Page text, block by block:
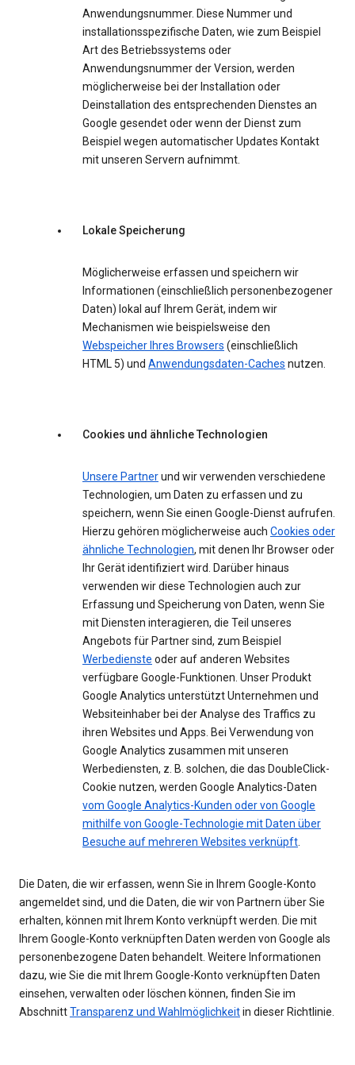
Anwendungsnummer. Diese Nummer und
installationsspezifische Daten, wie zum Beispiel
Art des Betriebssystems oder
Anwendungsnummer der Version, werden
möglicherweise bei der Installation oder
Deinstallation des entsprechenden Dienstes an
Google gesendet oder wenn der Dienst zum
Beispiel wegen automatischer Updates Kontakt
mit unseren Servern aufnimmt.
Lokale Speicherung
Möglicherweise erfassen und speichern wir
Informationen (einschließlich personenbezogener
Daten) lokal auf Ihrem Gerät, indem wir
Mechanismen wie beispielsweise den
Webspeicher Ihres Browsers (einschließlich
HTML 5) und Anwendungsdaten-Caches nutzen.
Cookies und ähnliche Technologien
Unsere Partnerund wir verwenden verschiedene
Technologien, um Daten zu erfassen und zu
speichern, wenn Sie einen Google-Dienst aufrufen.
Hierzu gehören möglicherweise auch Cookies oder
ähnliche Technologien, mit denen Ihr Browser oder
Ihr Gerät identifiziert wird. Darüber hinaus
verwenden wir diese Technologien auch zur
Erfassung und Speicherung von Daten, wenn Sie
mit Diensten interagieren, die Teil unseres
Angebots für Partner sind, zum Beispiel
Werbedienste oder auf anderen Websites
verfügbare Google-Funktionen. Unser Produkt
Google Analytics unterstützt Unternehmen und
Websiteinhaber bei der Analyse des Traffics zu
ihren Websites und Apps. Bei Verwendung von
Google Analytics zusammen mit unseren
Werbediensten, z. B. solchen, die das DoubleClick-
Cookie nutzen, werden Google Analytics-Daten
vom Google Analytics-Kunden oder von Google
mithilfe von Google-Technologie mit Daten über
Besuche auf mehreren Websites verknüpft.
Die Daten, die wir erfassen, wenn Sie in Ihrem Google-Konto
angemeldet sind, und die Daten, die wir von Partnern über Sie
erhalten, können mit Ihrem Konto verknüpft werden. Die mit
Ihrem Google-Konto verknüpften Daten werden von Google als
personenbezogene Daten behandelt. Weitere Informationen
dazu, wie Sie die mit Ihrem Google-Konto verknüpften Daten
einsehen, verwalten oder löschen können, finden Sie im
AbschnittTransparenz und Wahlmöglichkeitin dieser Richtlinie.